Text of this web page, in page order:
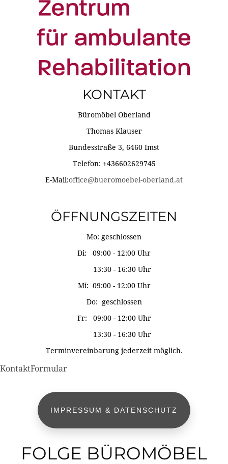
KONTAKT
Büromöbel Oberland
Thomas Klauser
Bundesstraße 3, 6460 Imst
Telefon: +436602629745
E-Mail:office@bueromoebel-oberland.at
ÖFFNUNGSZEITEN
Mo: geschlossen
Di: 09:00 - 12:00 Uhr
13:30 - 16:30 Uhr
Mi: 09:00 - 12:00 Uhr
Do: geschlossen
Fr: 09:00 - 12:00 Uhr
13:30 - 16:30 Uhr
Terminvereinbarung jederzeit möglich.
KontaktFormular
IMPRESSUM & DATENSCHUTZ
FOLGE BÜROMÖBEL